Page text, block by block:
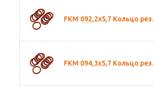
FKM 092,2х5,7 Кольцо рез.
FKM 094,3х5,7 Кольцо рез.